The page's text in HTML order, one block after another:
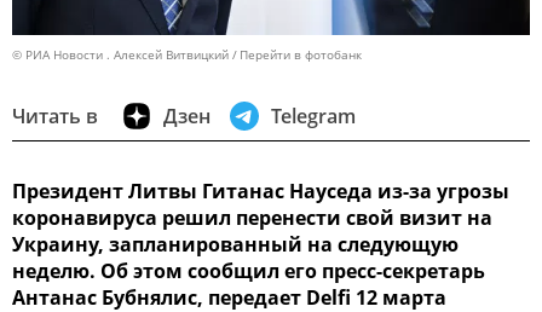
© РИА Новости . Алексей Витвицкий Перейти в фотобанк
Читать в Дзен Telegram
Президент Литвы Гитанас Науседа из-за угрозы
коронавируса решил перенести свой визит на
Украину, запланированный на следующую
неделю. Об этом сообщил его пресс-секретарь
Антанас Бубнялис, передает Delfi 12 марта